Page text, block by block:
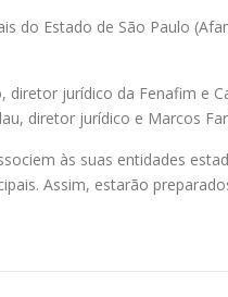
do Estado de São Paulo
jurídico da Fenafim e
diretor jurídico e Marcos
às suas entidades
Assim, estarão